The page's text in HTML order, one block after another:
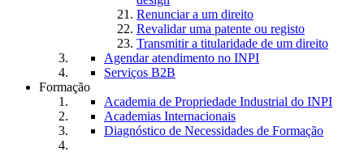
Renunciar a um direito
Revalidar uma patente ou registo
Transmitir a titularidade de um direito
Agendar atendimento no INPI
Serviços B2B
Formação
Academia de Propriedade Industrial do INPI
Academias Internacionais
Diagnóstico de Necessidades de Formação